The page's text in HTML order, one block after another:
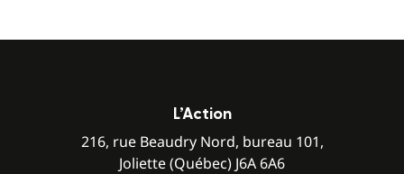
L’Action
216, rue Beaudry Nord, bureau 101,
Joliette (Québec) J6A 6A6